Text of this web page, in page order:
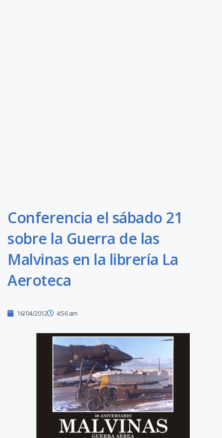
Conferencia el sábado 21
sobre la Guerra de las
Malvinas en la librería La
Aeroteca
16/04/2012 4:56 am